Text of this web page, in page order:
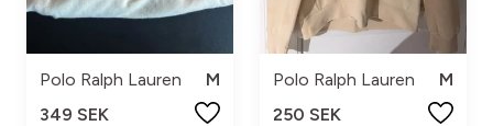
Polo Ralph Lauren
M
349 SEK
Polo Ralph Lauren
M
250 SEK